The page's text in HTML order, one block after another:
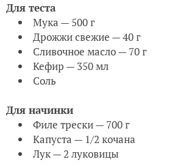
Для теста
Мука — 500 г
Дрожжи свежие — 40 г
Сливочное масло — 70 г
Кефир — 350 мл
Соль
Для начинки
Филе трески — 700 г
Капуста — 1/2 кочана
Лук — 2 луковицы